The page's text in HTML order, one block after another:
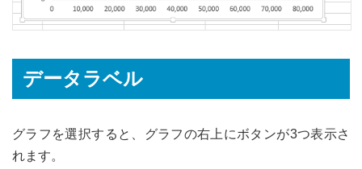
データラベル
グラフを選択すると、グラフの右上にボタンが3つ表示さ
れます。